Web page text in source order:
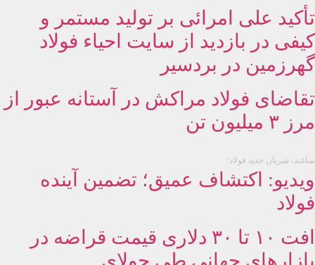
تأکید علی امرائی بر تولید مستمر و
کیفی در بازدید از سایت احیاء فولاد
گهرزمین در بردسیر
تقاضای فولاد مراکش در آستانه عبور از
مرز ۳ میلیون تن
ساغند، شریان جدید فولاد؛
ویدیو: اکتشاف عمیق؛ تضمین آینده
فولاد
افت ۱۰ تا ۳۰ دلاری قیمت قراضه در
بازارهای جهانی طی جولای